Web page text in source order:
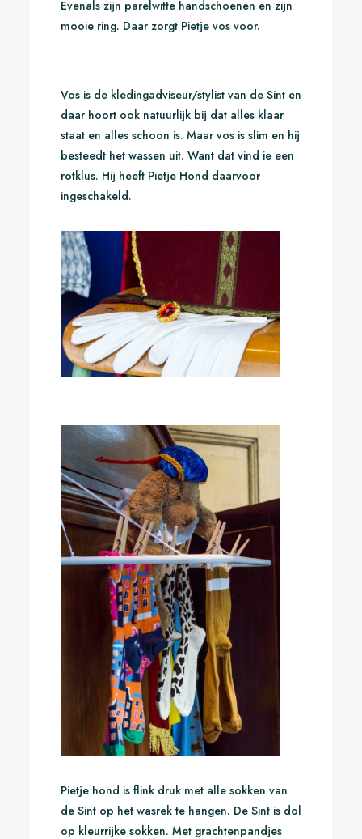
Evenals zijn parelwitte handschoenen en zijn
mooie ring. Daar zorgt Pietje vos voor.
Vos is de kledingadviseur/stylist van de Sint en
daar hoort ook natuurlijk bij dat alles klaar
staat en alles schoon is. Maar vos is slim en hij
besteedt het wassen uit. Want dat vind ie een
rotklus. Hij heeft Pietje Hond daarvoor
ingeschakeld.
Pietje hond is flink druk met alle sokken van
de Sint op het wasrek te hangen. De Sint is dol
op kleurrijke sokken. Met grachtenpandjes